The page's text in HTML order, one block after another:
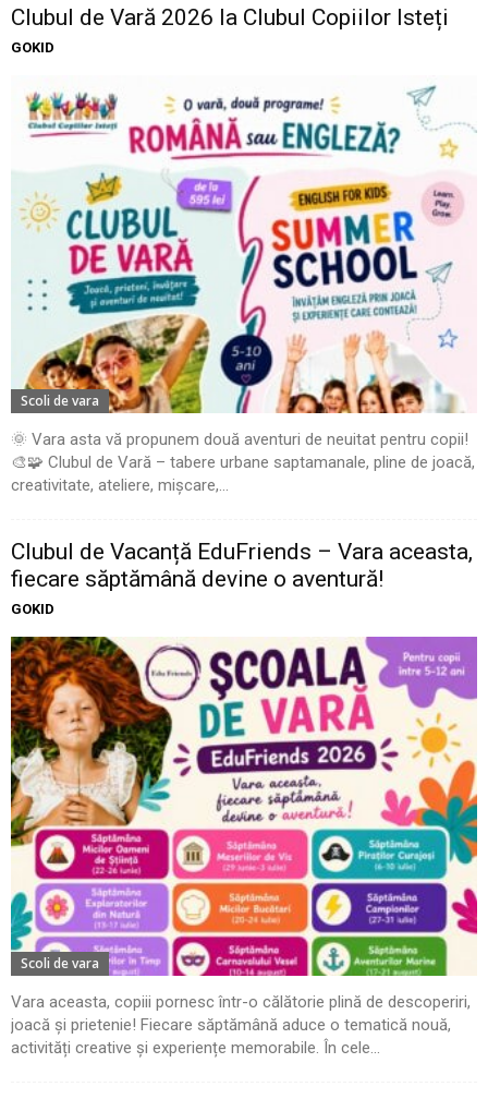
Clubul de Vară 2026 la Clubul Copiilor Isteți
GOKID
Scoli de vara
🌞 Vara asta vă propunem două aventuri de neuitat pentru copii!
🎨🧩 Clubul de Vară – tabere urbane saptamanale, pline de joacă,
creativitate, ateliere, mișcare,...
Clubul de Vacanță EduFriends – Vara aceasta,
fiecare săptămână devine o aventură!
GOKID
Scoli de vara
Vara aceasta, copiii pornesc într-o călătorie plină de descoperiri,
joacă și prietenie! Fiecare săptămână aduce o tematică nouă,
activități creative și experiențe memorabile. În cele...